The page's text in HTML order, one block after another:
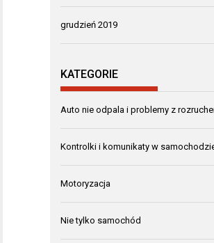
grudzień 2019
KATEGORIE
Auto nie odpala i problemy z
Kontrolki i komunikaty w
Motoryzacja
Nie tylko samochód